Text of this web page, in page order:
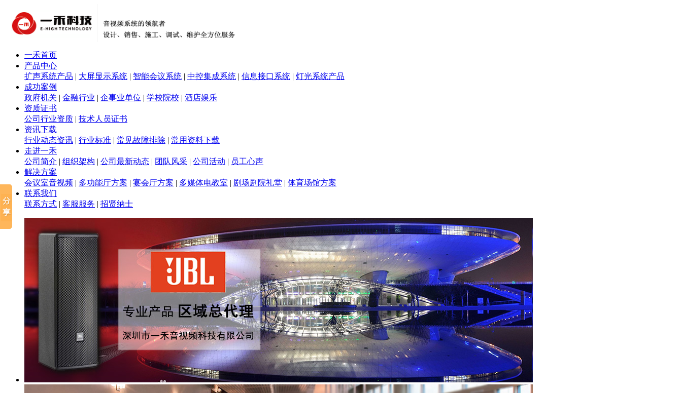
一禾首页
产品中心
扩声系统产品 | 大屏显示系统 | 智能会议系统 | 中控集成系统 | 信息接口系统 | 灯光系统产品
成功案例
政府机关 | 金融行业 | 企事业单位 | 学校院校 | 酒店娱乐
资质证书
公司行业资质 | 技术人员证书
资讯下载
行业动态资讯 | 行业标准 | 常见故障排除 | 常用资料下载
走进一禾
公司简介 | 组织架构 | 公司最新动态 | 团队风采 | 公司活动 | 员工心声
解决方案
会议室音视频 | 多功能厅方案 | 宴会厅方案 | 多媒体电教室 | 剧场剧院礼堂 | 体育场馆方案
联系我们
联系方式 | 客服服务 | 招贤纳士